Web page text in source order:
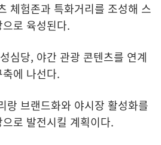
체험존과 특화거리를 조성해 스
로 육성된다.
심당, 야간 관광 콘텐츠를 연계
에 나선다.
랑 브랜드화와 야시장 활성화를
로 발전시킬 계획이다.